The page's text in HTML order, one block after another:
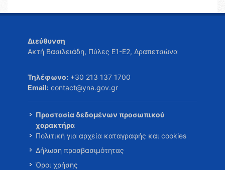
Διεύθυνση
Ακτή Βασιλειάδη, Πύλες Ε1-Ε2, Δραπετσώνα
Τηλέφωνο: +30 213 137 1700
Email: contact@yna.gov.gr
Προστασία δεδομένων προσωπικού
χαρακτήρα
Πολιτική για αρχεία καταγραφής και cookies
Δήλωση προσβασιμότητας
Όροι χρήσης